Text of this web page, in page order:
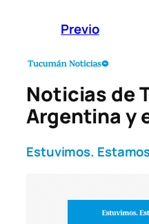
Previo
Noticias de
Argentina y
Estuvimos.